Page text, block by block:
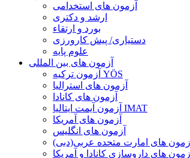
آزمون های استخدامی
ارشد و دکتری
بورد و ارتقاء
دستیاری/ پیش کارورزی
علوم پایه
آزمون های بین المللی
آزمون تركيه YÖS
آزمون های استرالیا
آزمون های کانادا
آزمون آیمت ایتالیا IMAT
آزمون های آمریکا
آزمون های انگلیس